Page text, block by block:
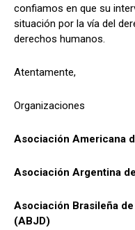
confiamos en que su
situación por la vía del
derechos humanos.
Atentamente,
Organizaciones
Asociación Americana
Asociación Argentina
Asociación Brasileña
(ABJD)